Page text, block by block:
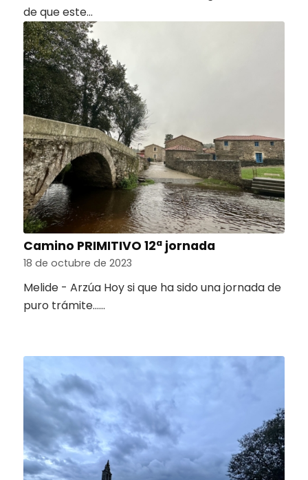
de que este…
Camino PRIMITIVO 12ª jornada
18 de octubre de 2023
Melide - Arzúa Hoy si que ha sido una jornada de
puro trámite……